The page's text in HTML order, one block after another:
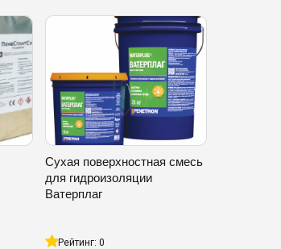
Сухая поверхностная смесь
для гидроизоляции
Ватерплаг
Рейтинг: 0